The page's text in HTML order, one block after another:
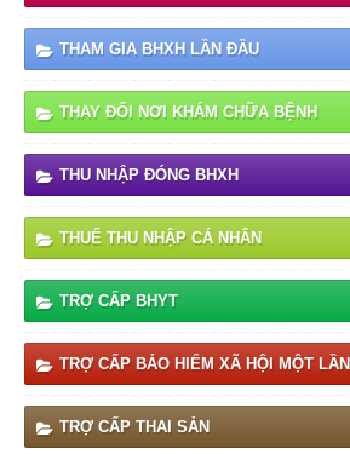
THAM GIA BHXH LẦN ĐẦU
THAY ĐỔI NƠI KHÁM CHỮA BỆNH
THU NHẬP ĐÓNG BHXH
THUẾ THU NHẬP CÁ NHÂN
TRỢ CẤP BHYT
TRỢ CẤP BẢO HIỂM XÃ HỘI MỘT LẦN
TRỢ CẤP THAI SẢN